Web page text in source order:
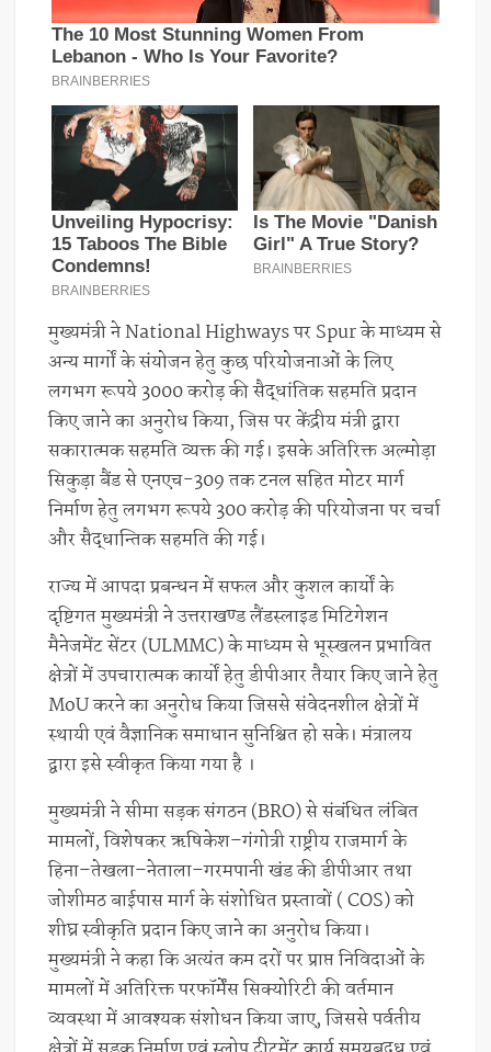
मुख्यमंत्री ने National Highways पर Spur के माध्यम से
अन्य मार्गों के संयोजन हेतु कुछ परियोजनाओं के लिए
लगभग रूपये 3000 करोड़ की सैद्धांतिक सहमति प्रदान
किए जाने का अनुरोध किया, जिस पर केंद्रीय मंत्री द्वारा
सकारात्मक सहमति व्यक्त की गई। इसके अतिरिक्त अल्मोड़ा
सिकुड़ा बैंड से एनएच-309 तक टनल सहित मोटर मार्ग
निर्माण हेतु लगभग रूपये 300 करोड़ की परियोजना पर चर्चा
और सैद्धान्तिक सहमति की गई।
राज्य में आपदा प्रबन्धन में सफल और कुशल कार्यों के
दृष्टिगत मुख्यमंत्री ने उत्तराखण्ड लैंडस्लाइड मिटिगेशन
मैनेजमेंट सेंटर (ULMMC) के माध्यम से भूस्खलन प्रभावित
क्षेत्रों में उपचारात्मक कार्यों हेतु डीपीआर तैयार किए जाने हेतु
MoU करने का अनुरोध किया जिससे संवेदनशील क्षेत्रों में
स्थायी एवं वैज्ञानिक समाधान सुनिश्चित हो सके। मंत्रालय
द्वारा इसे स्वीकृत किया गया है ।
मुख्यमंत्री ने सीमा सड़क संगठन (BRO) से संबंधित लंबित
मामलों, विशेषकर ऋषिकेश–गंगोत्री राष्ट्रीय राजमार्ग के
हिना–तेखला–नेताला–गरमपानी खंड की डीपीआर तथा
जोशीमठ बाईपास मार्ग के संशोधित प्रस्तावों ( COS) को
शीघ्र स्वीकृति प्रदान किए जाने का अनुरोध किया।
मुख्यमंत्री ने कहा कि अत्यंत कम दरों पर प्राप्त निविदाओं के
मामलों में अतिरिक्त परफॉर्मेंस सिक्योरिटी की वर्तमान
व्यवस्था में आवश्यक संशोधन किया जाए, जिससे पर्वतीय